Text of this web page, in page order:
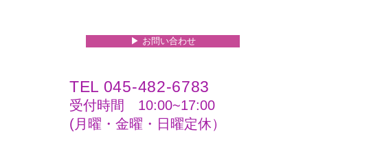
▶︎ お問い合わせ
TEL 045-482-6783
受付時間 10:00~17:00​​​
(​月曜・金曜・日曜定休）